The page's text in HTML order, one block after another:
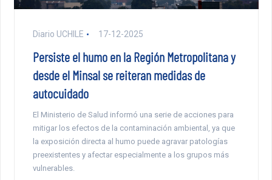
Diario UCHILE 17-12-2025
Persiste el humo en la Región Metropolitana y
desde el Minsal se reiteran medidas de
autocuidado
El Ministerio de Salud informó una serie de acciones para
mitigar los efectos de la contaminación ambiental, ya que
la exposición directa al humo puede agravar patologías
preexistentes y afectar especialmente a los grupos más
vulnerables.